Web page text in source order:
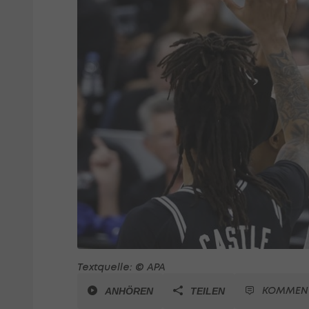
Textquelle: © APA
ANHÖREN TEILEN